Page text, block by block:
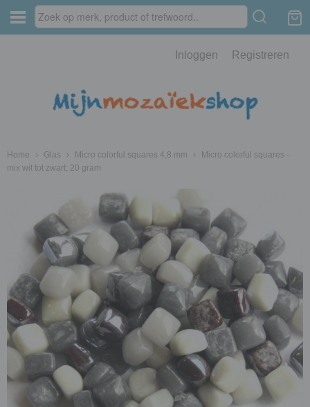
Inloggen Registreren
Home › Glas › Micro colorful squares 4,8 mm ›
Micro colorful squares -
mix wit tot zwart; 20 gram